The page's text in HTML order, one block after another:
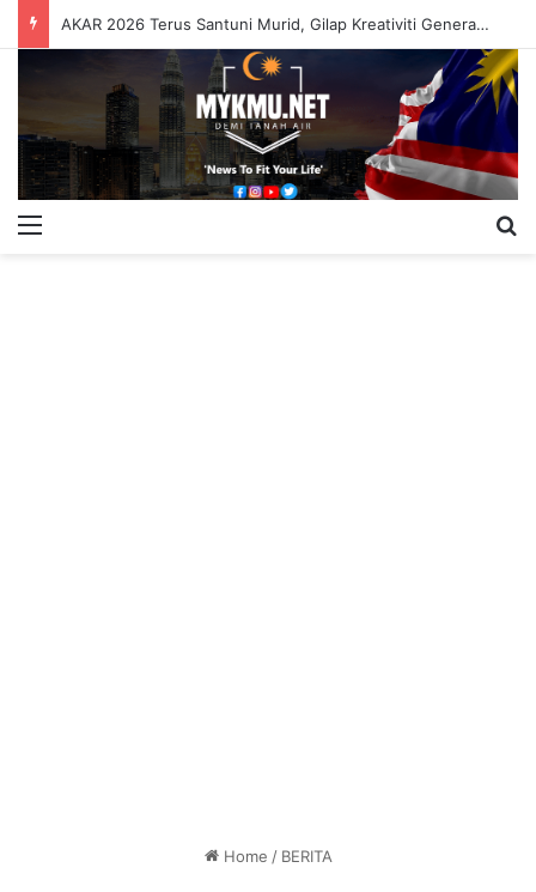
AKAR 2026 Terus Santuni Murid, Gilap Kreativiti Generasi Muda
Home / BERITA